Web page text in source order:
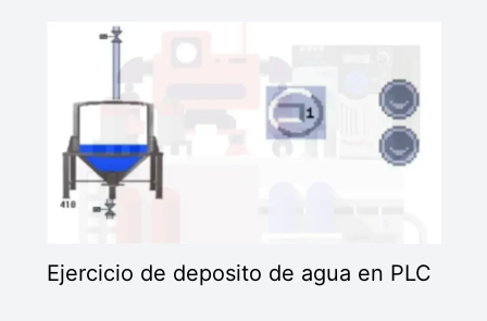
Ejercicio de deposito de agua en PLC